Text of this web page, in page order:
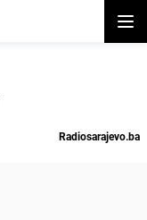
Radiosarajevo.ba